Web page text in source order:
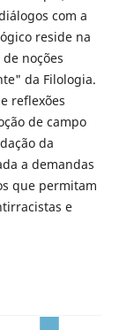
com a
reside na
noções
da Filologia.
reflexões
de campo
da
a demandas
que permitam
e